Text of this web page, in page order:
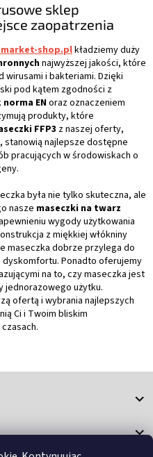
sklep
zaopatrzenia
shop.plkładziemy duży
najwyższej jakości, które
i bakteriami. Dzięki
pod kątem zgodności z
norma ENoraz oznaczeniem
produkty, które
FFP3 z naszej oferty,
, stanowią najlepsze dostępne
pracujących w środowiskach o
była nie tylko skuteczna, ale
nasze maseczki na twarz
wygody użytkowania
z miękkiej włókniny
maseczka dobrze przylega do
Ponadto oferujemy
na to, czy maseczka jest
jednorazowego użytku.
ofertą i wybrania najlepszych
Ci i Twoim bliskim